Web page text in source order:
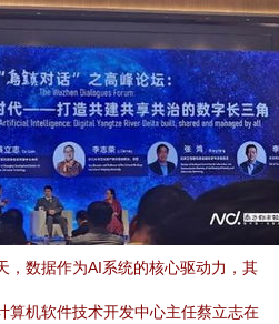
，数据作为AI系统的核心驱动力，其
算机软件技术开发中心主任蔡立志在